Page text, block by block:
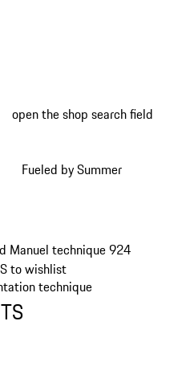
open the shop search field
Fueled by Summer
Manuel technique 924
to wishlist
technique